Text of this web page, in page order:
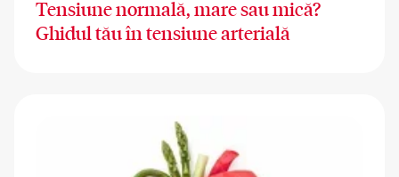
Tensiune normală, mare sau mică?
Ghidul tău în tensiune arterială